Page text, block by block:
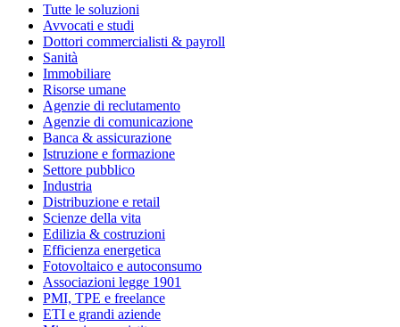
Tutte le soluzioni
Avvocati e studi
Dottori commercialisti & payroll
Sanità
Immobiliare
Risorse umane
Agenzie di reclutamento
Agenzie di comunicazione
Banca & assicurazione
Istruzione e formazione
Settore pubblico
Industria
Distribuzione e retail
Scienze della vita
Edilizia & costruzioni
Efficienza energetica
Fotovoltaico e autoconsumo
Associazioni legge 1901
PMI, TPE e freelance
ETI e grandi aziende